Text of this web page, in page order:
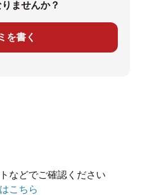
ませんか？
を書く
などでご確認ください
こちら